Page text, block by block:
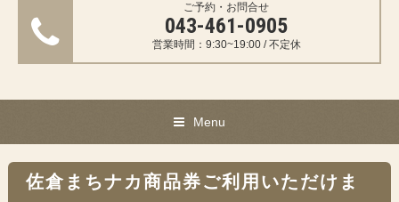
ご予約・お問合せ
043-461-0905
営業時間：9:30~19:00 / 不定休
Menu
佐倉まちナカ商品券ご利用いただけま